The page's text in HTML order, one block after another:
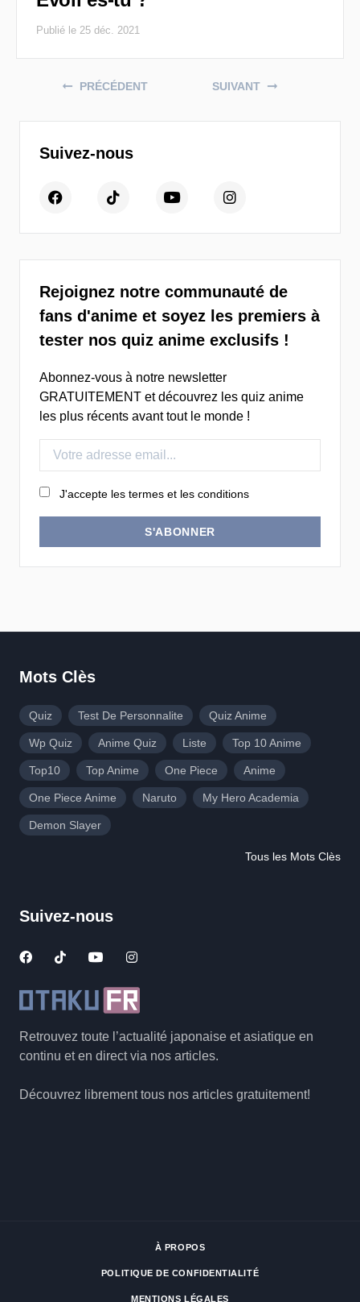
Publié le 25 déc. 2021
Posts navigation
PRÉCÉDENT SUIVANT
Suivez-nous
Rejoignez notre communauté de
fans d'anime et soyez les premiers à
tester nos quiz anime exclusifs !
Abonnez-vous à notre newsletter
GRATUITEMENT et découvrez les quiz anime
les plus récents avant tout le monde !
J'accepte les termes et les conditions
S'ABONNER
Retrouvez toute l’actualité japonaise et asiatique en
continu et en direct via nos articles.
Découvrez librement tous nos articles gratuitement!
Mots Clès
Quiz Test De Personnalite Quiz Anime
Wp Quiz Anime Quiz Liste Top 10 Anime
Top10 Top Anime One Piece Anime
One Piece Anime Naruto My Hero Academia
Demon Slayer
Tous les Mots Clès
Suivez-nous
À PROPOS
POLITIQUE DE CONFIDENTIALITÉ
MENTIONS LÉGALES